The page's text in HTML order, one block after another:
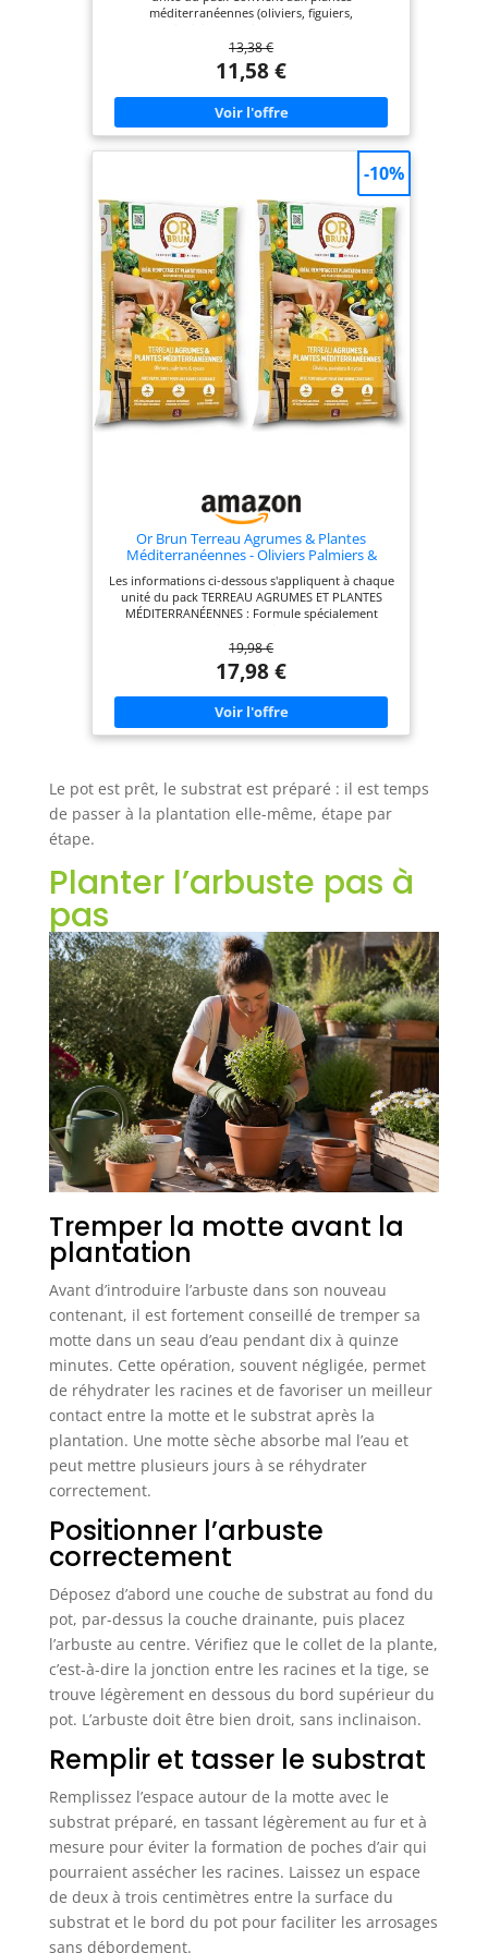
méditerranéennes (oliviers, figuiers,
hibiscus...) et aux agrumes (orangers, citronniers,
kumquat...) Pour les plantations en pot ou en
pleine terre Optimise la croissance et Floraison
Avec engrais longue durée 12 semaines
13,38 €
11,58 €
Or Brun Terreau Agrumes & Plantes
Méditerranéennes - Oliviers Palmiers &
Cycas - Utilisable en Agriculture Biologique
OBRTAGR6U (Lot de 2)
Les informations ci-dessous s'appliquent à chaque
unité du pack TERREAU AGRUMES ET PLANTES
MÉDITERRANÉENNES : Formule spécialement
oliviers, lauriers et autres plantes
méditerranéennes. RICHE EN NUTRIMENTS
ESSENTIELS : Apporte les éléments nutritifs
nécessaires pour une floraison et des fruits
abondants. DRAINAGE PARFAIT : Assure une
excellente évacuation de l’eau, évitant le
pourrissement des racines. STRUCTURE AÉRÉE :
FABRIQUÉ EN FRANCE : Qualité supérieure,
respect des normes écologiques et durabilité.
UTILISABLE EN AGRICULTURE BIOLOGIQUE :
19,98 €
17,98 €
-10%
Le pot est prêt, le substrat est préparé : il est temps
de passer à la plantation elle-même, étape par
étape.
Planter l’arbuste pas à
pas
Tremper la motte avant la
plantation
Avant d’introduire l’arbuste dans son nouveau
contenant, il est fortement conseillé de tremper sa
motte dans un seau d’eau pendant dix à quinze
minutes. Cette opération, souvent négligée, permet
de réhydrater les racines et de favoriser un meilleur
contact entre la motte et le substrat après la
plantation. Une motte sèche absorbe mal l’eau et
peut mettre plusieurs jours à se réhydrater
correctement.
Positionner l’arbuste
correctement
Déposez d’abord une couche de substrat au fond du
pot, par-dessus la couche drainante, puis placez
l’arbuste au centre. Vérifiez que le collet de la plante,
c’est-à-dire la jonction entre les racines et la tige, se
trouve légèrement en dessous du bord supérieur du
pot. L’arbuste doit être bien droit, sans inclinaison.
Remplir et tasser le substrat
Remplissez l’espace autour de la motte avec le
substrat préparé, en tassant légèrement au fur et à
mesure pour éviter la formation de poches d’air qui
pourraient assécher les racines. Laissez un espace
de deux à trois centimètres entre la surface du
substrat et le bord du pot pour faciliter les arrosages
sans débordement.